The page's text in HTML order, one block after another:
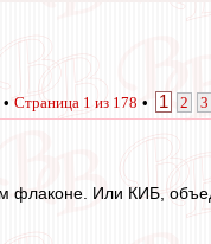
Страница 1 из 178 • 1 2 3
флаконе. Или КИБ,